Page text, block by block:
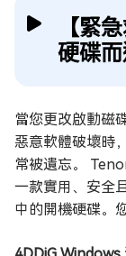
【緊
硬碟
當您更改啟動磁
惡意軟體破壞時
常被遺忘。
一款實用、安全
中的開機硬碟。